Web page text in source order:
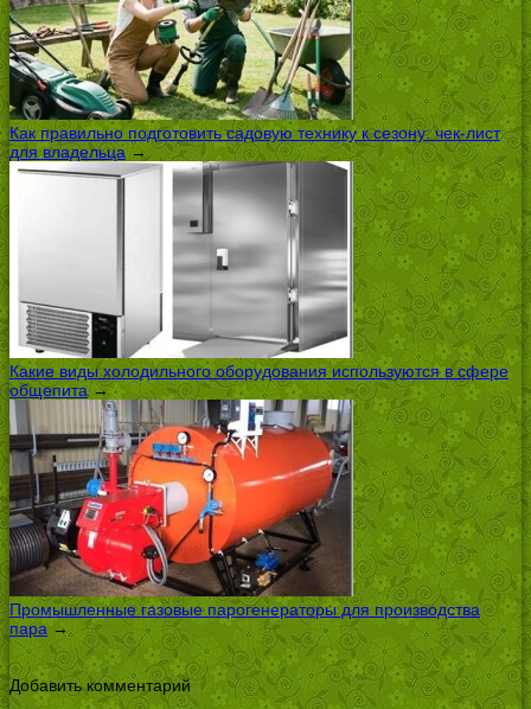
Как правильно подготовить садовую технику к сезону: чек-лист
для владельца →
Какие виды холодильного оборудования используются в сфере
общепита→
Промышленные газовые парогенераторы для производства
пара→
Добавить комментарий